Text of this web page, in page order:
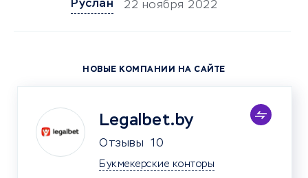
Руслан 22 ноября 2022
НОВЫЕ КОМПАНИИ НА САЙТЕ
Legalbet.by
Отзывы 10
Букмекерские конторы